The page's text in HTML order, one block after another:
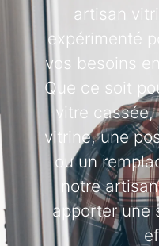
artisan
expérimenté
vos besoins
Que ce soit
vitre
vitrine, une
ou un
notre
apporter une